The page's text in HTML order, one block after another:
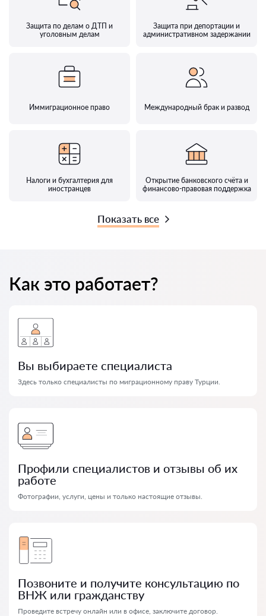
Защита по делам о ДТП и
уголовным делам
Защита при депортации и
административном задержании
Иммиграционное право Международный брак и развод
Налоги и бухгалтерия для
иностранцев
Открытие банковского счёта и
финансово-правовая поддержка
Показать все
Как это работает?
Вы выбираете специалиста
Здесь только специалисты по миграционному праву Турции.
Профили специалистов и отзывы об их
работе
Фотографии, услуги, цены и только настоящие отзывы.
Позвоните и получите консультацию по
ВНЖ или гражданству
Проведите встречу онлайн или в офисе, заключите договор.